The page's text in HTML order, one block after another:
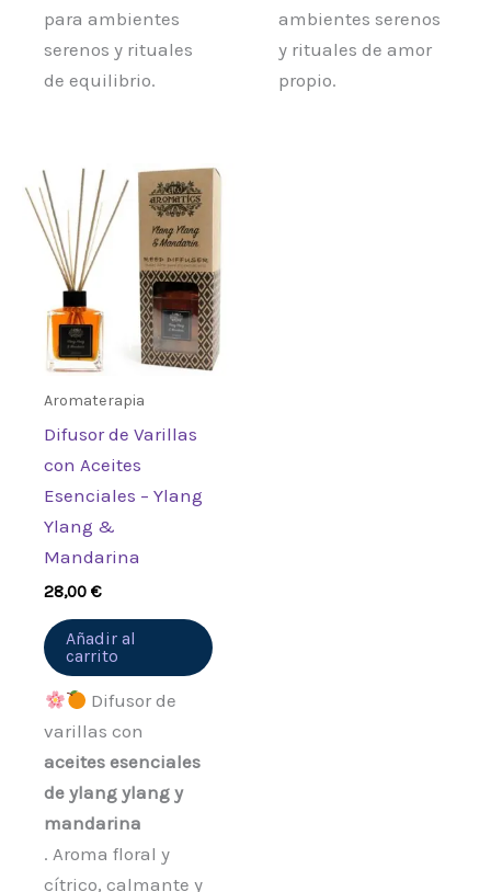
para ambientes
serenos y rituales
de equilibrio.
ambientes serenos
y rituales de amor
propio.
Aromaterapia
Difusor de Varillas
con Aceites
Esenciales – Ylang
Ylang &
Mandarina
28,00€
Añadir al
carrito
Difusor de
varillas con
aceites esenciales
de ylang ylang y
mandarina
. Aroma floral y
cítrico, calmante y